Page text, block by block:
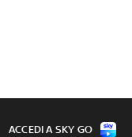
ACCEDI A SKY GO